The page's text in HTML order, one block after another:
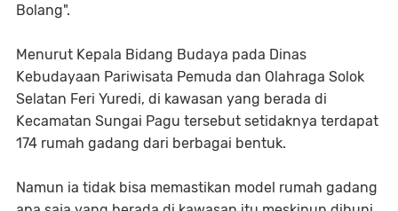
Bolang".
Menurut Kepala Bidang Budaya pada Dinas
Kebudayaan Pariwisata Pemuda dan Olahraga Solok
Selatan Feri Yuredi, di kawasan yang berada di
Kecamatan Sungai Pagu tersebut setidaknya terdapat
174 rumah gadang dari berbagai bentuk.
Namun ia tidak bisa memastikan model rumah gadang